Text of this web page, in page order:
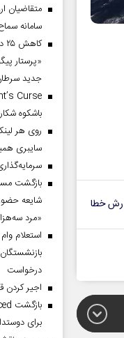
خطا
سامانه
جدید
باشکوه
روی هر
سایبری
بازگشت
شایعه حضور
«مرد
درخواست
اجیر
برای